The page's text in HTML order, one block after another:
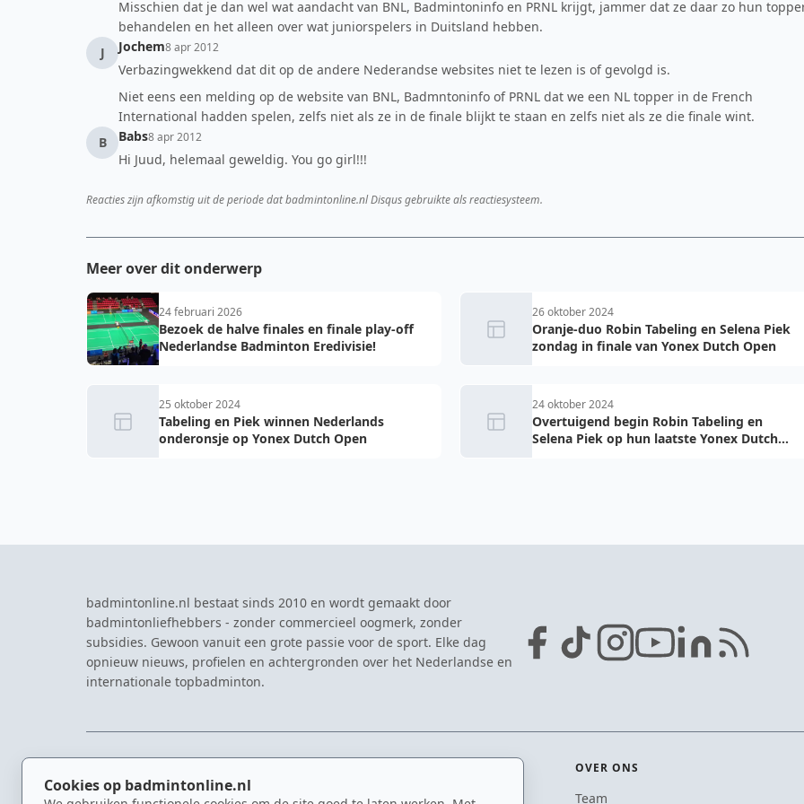
Cookies op badmintonline.nl
Misschien dat je dan wel wat aandacht van BNL, Badmintoninfo en PRNL krijgt, jammer dat ze daar zo hun
behandelen en het alleen over wat juniorspelers in Duitsland hebben.
J
Jochem8 apr 2012
Verbazingwekkend dat dit op de andere Nederandse websites niet te lezen is of gevolgd is.
Niet eens een melding op de website van BNL, Badmntoninfo of PRNL dat we een NL topper in de French
International hadden spelen, zelfs niet als ze in de finale blijkt te staan en zelfs niet als ze die finale wint.
B
Babs8 apr 2012
Hi Juud, helemaal geweldig. You go girl!!!
Reacties zijn afkomstig uit de periode dat badmintonline.nl Disqus gebruikte als reactiesysteem.
Meer over dit onderwerp
24 februari 2026
Bezoek de halve finales en finale play-off
Nederlandse Badminton Eredivisie!
26 oktober 2024
Oranje-duo Robin Tabeling en Selena Piek
zondag in finale van Yonex Dutch Open
25 oktober 2024
Tabeling en Piek winnen Nederlands
onderonsje op Yonex Dutch Open
24 oktober 2024
Overtuigend begin Robin Tabeling en
Selena Piek op hun laatste Yonex Dutch
badmintonline.nl bestaat sinds 2010 en wordt gemaakt door
badmintonliefhebbers - zonder commercieel oogmerk, zonder
subsidies. Gewoon vanuit een grote passie voor de sport. Elke dag
opnieuw nieuws, profielen en achtergronden over het Nederlandse en
internationale topbadminton.
Nieuws Eredivisie
OVER ONS
Team